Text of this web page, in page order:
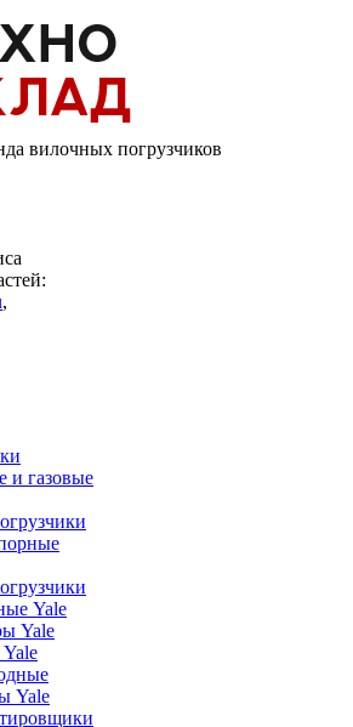
вилочных погрузчиков
,
и газовые
Yale
Yale
Yale